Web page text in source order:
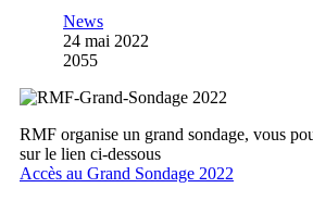
News
24 mai 2022
2055
RMF organise un grand sondage, vous
sur le lien ci-dessous
Accès au Grand Sondage 2022